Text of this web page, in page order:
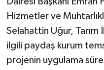
Hizmetler ve
Selahattin Uğur,
ilgili paydaş kurum
projenin uygulama